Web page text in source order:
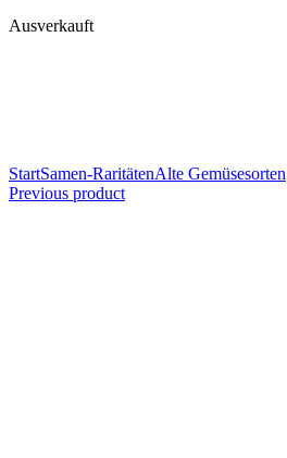
Ausverkauft
StartSamen-RaritätenAlte Gemüsesorten
Previous product